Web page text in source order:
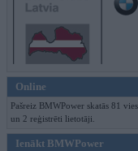
Online
Pašreiz BMWPower skatās 81
un 2 reģistrēti lietotāji.
Ienākt BMWPower